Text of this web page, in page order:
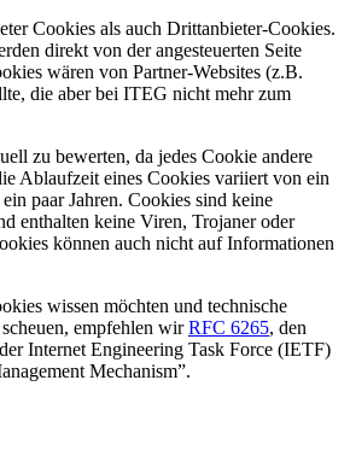
Cookies als auch Drittanbieter-Cookies.
direkt von der angesteuerten Seite
wären von Partner-Websites (z.B.
die aber bei ITEG nicht mehr zum
zu bewerten, da jedes Cookie andere
Ablaufzeit eines Cookies variiert von ein
paar Jahren. Cookies sind keine
enthalten keine Viren, Trojaner oder
können auch nicht auf Informationen
wissen möchten und technische
empfehlen wirRFC 6265, den
Internet Engineering Task Force (IETF)
Mechanism”.